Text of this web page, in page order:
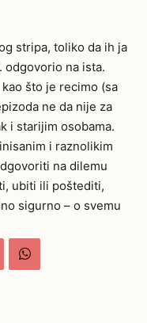
stripa, toliko da ih ja
odgovorio na ista.
što je recimo (sa
ne da nije za
i starijim osobama.
i raznolikim
na dilemu
ubiti ili poštediti,
sigurno – o svemu